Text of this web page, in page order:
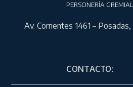
PERSONERÍA
Av. Corrientes 1461 –
CONTACTO: